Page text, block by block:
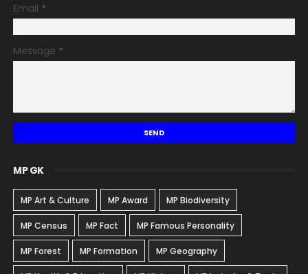
Email *
Message *
MP GK
MP Art & Culture MP Award MP Biodiversity
MP Census MP Fact MP Famous Personality
MP Forest MP Formation MP Geography